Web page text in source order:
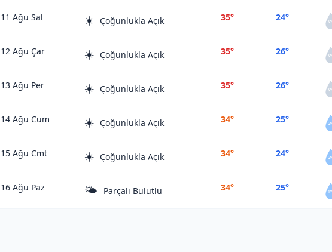
11 Ağu Sal ☀️ Çoğunlukla Açık 35° 24°
12 Ağu Çar ☀️ Çoğunlukla Açık 35° 26°
13 Ağu Per ☀️ Çoğunlukla Açık 35° 26°
14 Ağu Cum ☀️ Çoğunlukla Açık 34° 25°
15 Ağu Cmt ☀️ Çoğunlukla Açık 34° 24°
16 Ağu Paz 🌤️ Parçalı Bulutlu 34° 25°